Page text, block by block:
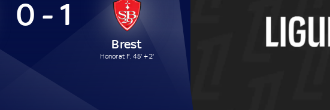
0 - 1
Brest
Honorat F. 45' + 2'